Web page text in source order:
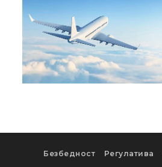
Безбедност Регулатива